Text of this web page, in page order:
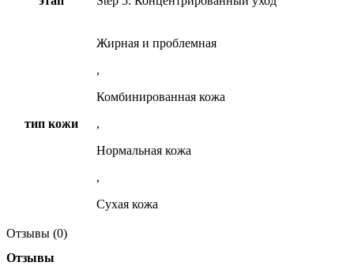
тип кожи
Жирная и проблемная
,
Комбинированная кожа
,
Нормальная кожа
,
Сухая кожа
Отзывы (0)
Отзывы